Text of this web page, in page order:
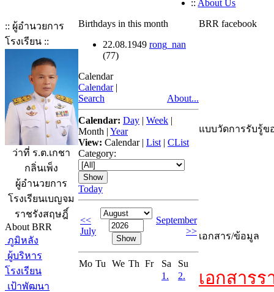
:: About Us
:: ผู้อำนวยการ
โรงเรียน ::
ว่าที่ ร.ต.เกชา
กลิ่นเพ็ง
ผู้อำนวยการ
โรงเรียนเบญจม
ราชรังสฤษฎิ์
About BRR
ภูมิหลัง
ผู้บริหาร
โรงเรียน
เป้าพัฒนา
Birthdays in this month
22.08.1949 rong_nan
(77)
Calendar
Calendar |
Search
About...
Calendar: Day | Week |
Month | Year
View: Calendar| List | CList
Category:
Today
<<
July
September
>>
Mo Tu We Th Fr Sa
Su
1.
2.
BRR facebook
แบบวัดการรับรู้ข
เอกสาร/ข้อมูล
เอกสาร